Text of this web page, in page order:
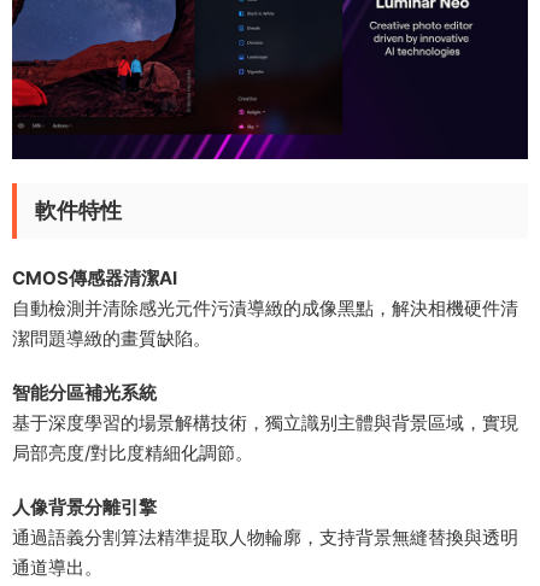
軟件特性
CMOS傳感器清潔AI​
自動檢測并清除感光元件污漬導緻的成像黑點，解決相機硬件清
潔問題導緻的畫質缺陷。
​智能分區補光系統​
基于深度學習的場景解構技術，獨立識别主體與背景區域，實現
局部亮度/對比度精細化調節。
​人像背景分離引擎​
通過語義分割算法精準提取人物輪廓，支持背景無縫替換與透明
通道導出。